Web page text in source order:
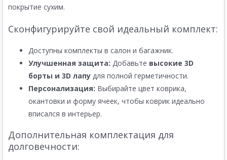
покрытие сухим.
Сконфигурируйте свой идеальный комплект:
Доступны комплекты в салон и багажник.
Улучшенная защита: Добавьте высокие 3D
борты и 3D лапу для полной герметичности.
Персонализация: Выбирайте цвет коврика,
окантовки и форму ячеек, чтобы коврик идеально
вписался в интерьер.
Дополнительная комплектация для
долговечности: